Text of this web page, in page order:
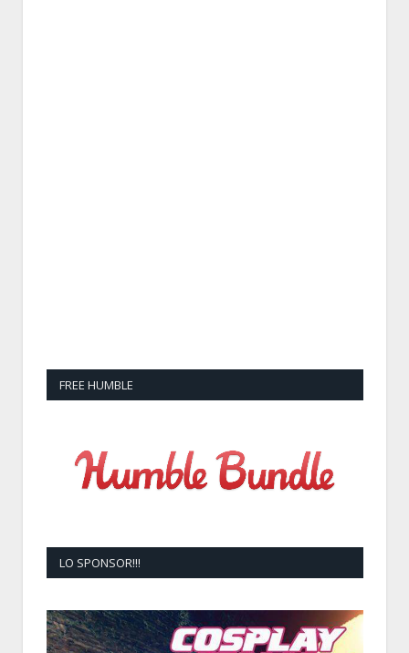
FREE HUMBLE
LO SPONSOR!!!